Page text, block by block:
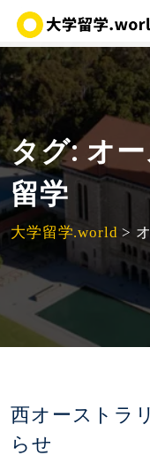
タグ:オ
留学
大学留学.world >
西オーストラ
らせ